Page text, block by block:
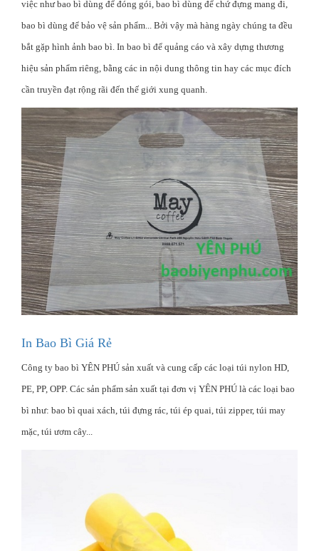
việc như bao bì dùng để đóng gói, bao bì dùng để chứ đựng mang đi,
bao bì dùng để bảo vệ sản phẩm... Bởi vậy mà hàng ngày chúng ta đều
bắt gặp hình ảnh bao bì. In bao bì để quảng cáo và xây dựng thương
hiệu sản phẩm riêng, bằng các in nội dung thông tin hay các mục đích
cần truyền đạt rộng rãi đến thế giới xung quanh.
In Bao Bì Giá Rẻ
Công ty bao bì YÊN PHÚ sản xuất và cung cấp các loại túi nylon HD,
PE, PP, OPP. Các sản phẩm sản xuất tại đơn vị YÊN PHÚ là các loại bao
bì như: bao bì quai xách, túi đựng rác, túi ép quai, túi zipper, túi may
mặc, túi ươm cây...